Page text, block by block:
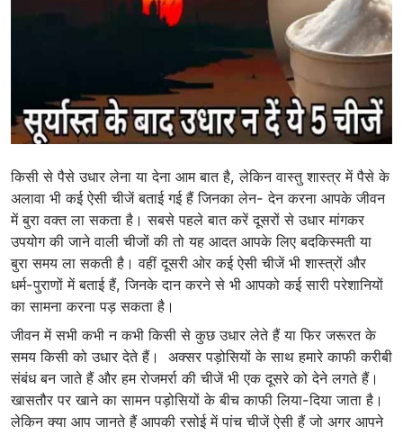
किसी से पैसे उधार लेना या देना आम बात है, लेकिन वास्तु शास्त्र में पैसे के
अलावा भी कई ऐसी चीजें बताई गई हैं जिनका लेन- देन करना आपके जीवन
में बुरा वक्त ला सकता है। सबसे पहले बात करें दूसरों से उधार मांगकर
उपयोग की जाने वाली चीजों की तो यह आदत आपके लिए बदकिस्मती या
बुरा समय ला सकती है। वहीं दूसरी ओर कई ऐसी चीजें भी शास्त्रों और
धर्म-पुराणों में बताई हैं, जिनके दान करने से भी आपको कई सारी परेशानियों
का सामना करना पड़ सकता है।
जीवन में सभी कभी न कभी किसी से कुछ उधार लेते हैं या फिर जरूरत के
समय किसी को उधार देते हैं। अक्सर पड़ोसियों के साथ हमारे काफी करीबी
संबंध बन जाते हैं और हम रोजमर्रा की चीजें भी एक दूसरे को देने लगते हैं।
खासतौर पर खाने का सामन पड़ोसियों के बीच काफी लिया-दिया जाता है।
लेकिन क्या आप जानते हैं आपकी रसोई में पांच चीजें ऐसी हैं जो अगर आपने